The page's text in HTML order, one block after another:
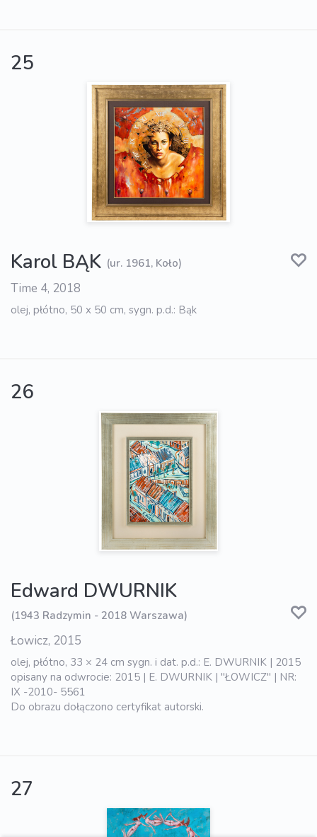
25
Karol BĄK (ur. 1961, Koło)
Time 4, 2018
olej, płótno, 50 x 50 cm, sygn. p.d.: Bąk
26
Edward DWURNIK
(1943 Radzymin - 2018 Warszawa)
Łowicz, 2015
olej, płótno, 33 × 24 cm sygn. i dat. p.d.: E. DWURNIK | 2015
opisany na odwrocie: 2015 | E. DWURNIK | "ŁOWICZ" | NR:
IX -2010- 5561
Do obrazu dołączono certyfikat autorski.
27